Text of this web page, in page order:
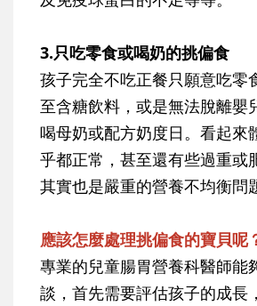
3.只吃零食或喝奶的挑偏食
孩子完全不吃正餐只願意吃零
至含糖飲料，或是無法脫離嬰
喝母奶或配方奶度日。看起來
乎都正常，甚至還有些過重或
其實也是嚴重的營養不均衡問
應該怎麼處理挑偏食的寶貝呢
專業的兒童腸胃營養科醫師能
談，首先需要評估孩子的成長